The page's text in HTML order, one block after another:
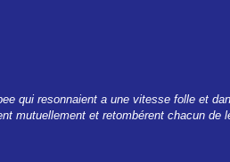
qui resonnaient a une vitesse folle et
mutuellement et retombérent chacun de